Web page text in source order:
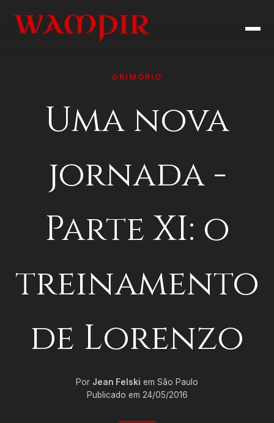
GRIMÓRIO
Uma nova
jornada -
Parte XI: o
treinamento
de Lorenzo
Por Jean Felski em São Paulo
Publicado em 24/05/2016